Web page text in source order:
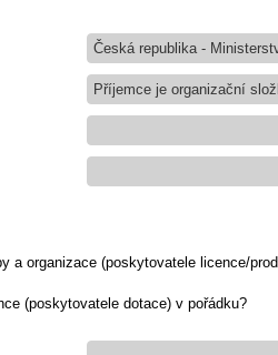
Česká republika -
Příjemce je organizační
a organizace (poskytovatele licence/
(poskytovatele dotace) v pořádku?